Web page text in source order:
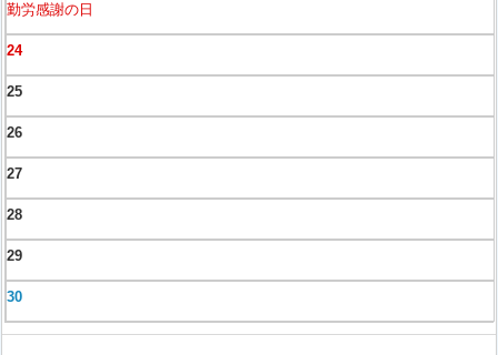
勤労感謝の日
24
25
26
27
28
29
30